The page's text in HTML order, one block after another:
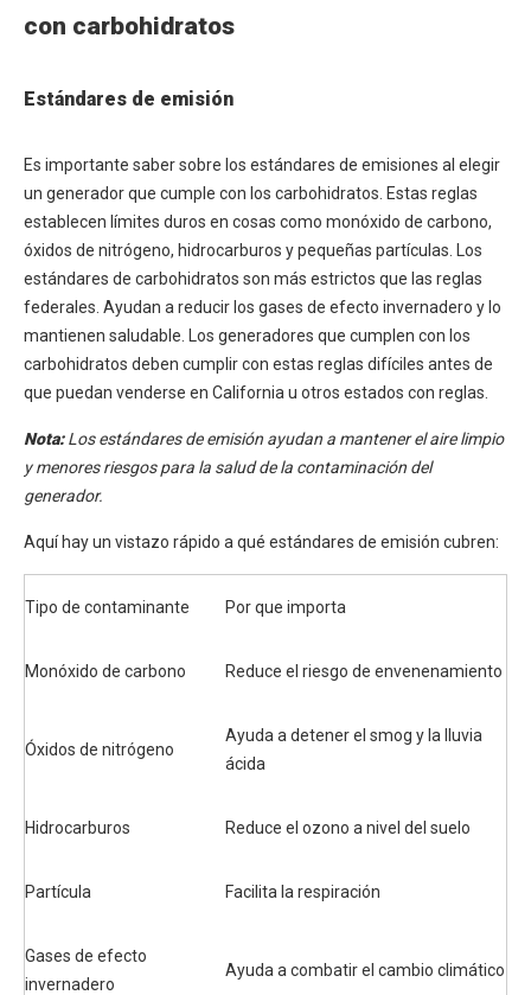
con carbohidratos
Estándares de emisión
Es importante saber sobre los estándares de emisiones al elegir
un generador que cumple con los carbohidratos. Estas reglas
establecen límites duros en cosas como monóxido de carbono,
óxidos de nitrógeno, hidrocarburos y pequeñas partículas. Los
estándares de carbohidratos son más estrictos que las reglas
federales. Ayudan a reducir los gases de efecto invernadero y lo
mantienen saludable. Los generadores que cumplen con los
carbohidratos deben cumplir con estas reglas difíciles antes de
que puedan venderse en California u otros estados con reglas.
Nota:Los estándares de emisión ayudan a mantener el aire limpio
y menores riesgos para la salud de la contaminación del
generador.
Aquí hay un vistazo rápido a qué estándares de emisión cubren:
Tipo de contaminante Por que importa
Monóxido de carbono Reduce el riesgo de envenenamiento
Óxidos de nitrógeno
Ayuda a detener el smog y la lluvia
ácida
Hidrocarburos Reduce el ozono a nivel del suelo
Partícula Facilita la respiración
Gases de efecto
invernadero
Ayuda a combatir el cambio climático